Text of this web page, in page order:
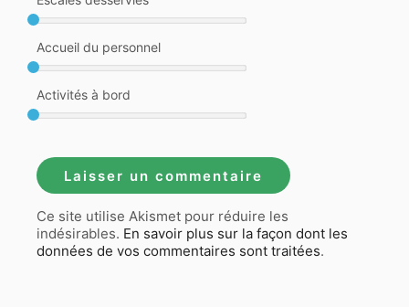
Accueil du personnel
Activités à bord
Ce site utilise Akismet pour réduire les
indésirables. En savoir plus sur la façon dont les
données de vos commentaires sont traitées.